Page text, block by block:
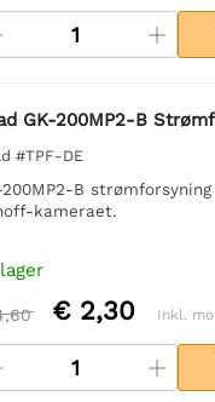
GK-200MP2-B
#TPF-DE
200MP2-B
kameraet.
€ 2,30 Inkl.